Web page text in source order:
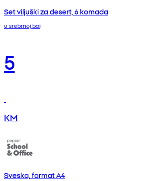
Set viljuški za desert, 6 komada
u srebrnoj boji
5
KM
Sveska, format A4